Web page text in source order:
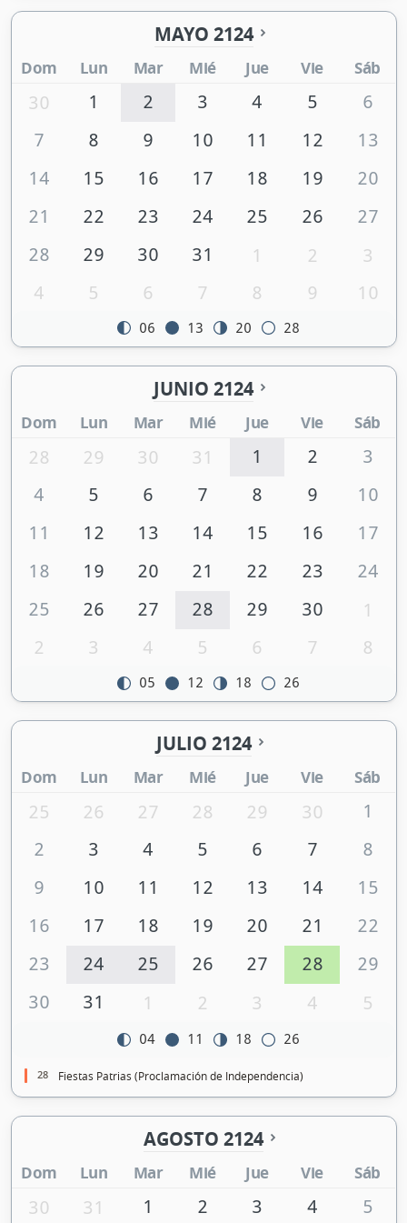
MAYO 2124
Dom Lun Mar Mié Jue Vie Sáb
30 1 2 3 4 5
6
7
8 9 10 11 12
13
14
15 16 17 18 19
20
21
22 23 24 25 26
27
28
29 30 31 1 2
3
4
5 6 7 8 9 10
06 13 20 28
JUNIO 2124
Dom Lun Mar Mié Jue Vie Sáb
28 29 30 31 1 2
3
4
5 6 7 8 9
10
11
12 13 14 15 16
17
18
19 20 21 22 23
24
25
26 27 28 29 30
1
2
3 4 5 6 7 8
05 12 18 26
JULIO 2124
Dom Lun Mar Mié Jue Vie Sáb
25 26 27 28 29 30
1
2
3 4 5 6 7
8
9
10 11 12 13 14
15
16
17 18 19 20 21
22
23
24 25 26 27 28
29
30
31 1 2 3 4 5
04 11 18 26
28 Fiestas Patrias (Proclamación de Independencia)
AGOSTO 2124
Dom Lun Mar Mié Jue Vie Sáb
30 31 1 2 3 4
5